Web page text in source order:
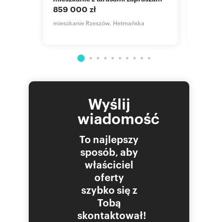
859 000 zł
mieszkanie Rzeszów, Hetmańska
Wyślij
wiadomość
To najlepszy
sposób, aby
właściciel
oferty
szybko się z
Tobą
skontaktował!